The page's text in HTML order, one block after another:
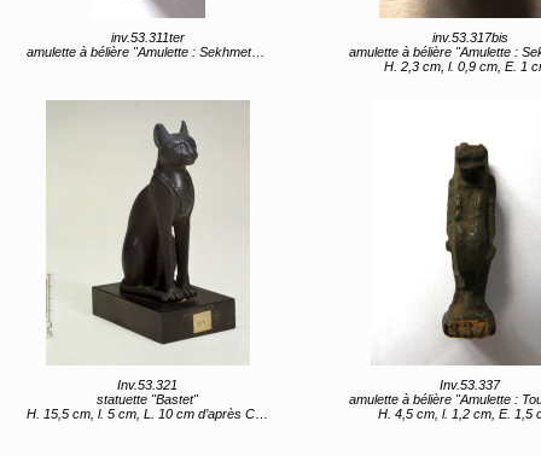
inv.53.311ter
amulette à bélière "Amulette : Sekhmet" (titre d'usage)
inv.53.317bis
amulette à bélière "Amulette : Sekhmet" (titre
H. 2,3 cm, l. 0,9 cm, E. 1
Inv.53.321
statuette "Bastet"
H. 15,5 cm, l. 5 cm, L. 10 cm d’après Caylus : hauteur : cinq pouces huit lignes ; largeur : trois pouces une ligne
Inv.53.337
amulette à bélière "Amulette : Touéris" (titre
H. 4,5 cm, l. 1,2 cm, E. 1,5